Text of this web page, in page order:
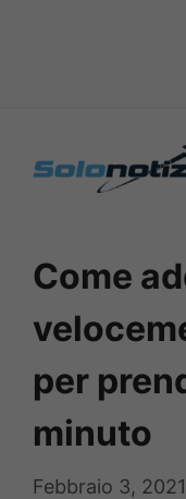
Come
per
minuto
Febbraio 3, 2021